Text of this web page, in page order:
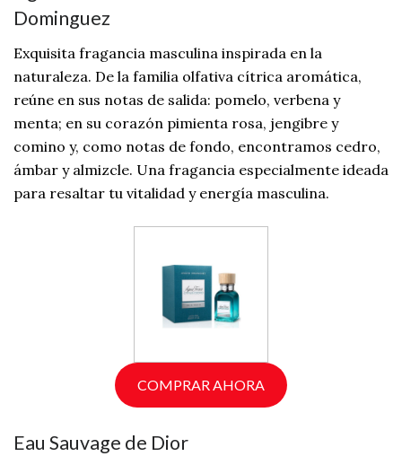
Dominguez
Exquisita fragancia masculina inspirada en la
naturaleza. De la familia olfativa cítrica aromática,
reúne en sus notas de salida: pomelo, verbena y
menta; en su corazón pimienta rosa, jengibre y
comino y, como notas de fondo, encontramos cedro,
ámbar y almizcle. Una fragancia especialmente ideada
para resaltar tu vitalidad y energía masculina.
COMPRAR AHORA
Eau Sauvage de Dior